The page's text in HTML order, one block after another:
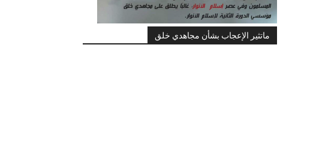
ماتثير الإعجاب بشأن مجاهدي خلق